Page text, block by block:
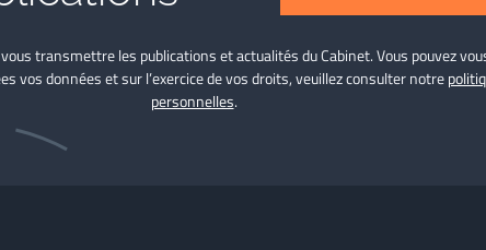
transmettre les publications et actualités du Cabinet. Vous pouvez
vos données et sur l’exercice de vos droits, veuillez consulter notre
personnelles.